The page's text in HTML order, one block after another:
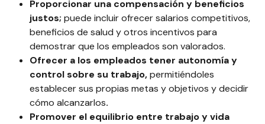
Proporcionar una compensación y beneficios
justos; puede incluir ofrecer salarios competitivos,
beneficios de salud y otros incentivos para
demostrar que los empleados son valorados.
Ofrecer a los empleados tener autonomía y
control sobre su trabajo,permitiéndoles
establecer sus propias metas y objetivos y decidir
cómo alcanzarlos.
Promover el equilibrio entre trabajo y vida